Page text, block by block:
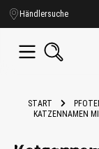
springen
Händlersuche
START
KATZENNAMEN